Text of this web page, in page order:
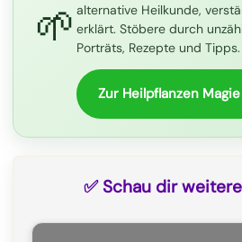
o
o
a
A
p
🌱 alternative Heilkunde,
erklärt. Stöbere durch
Porträts, Rezepte und Tipps.
Zur Heilpflanzen
✅ Schau dir